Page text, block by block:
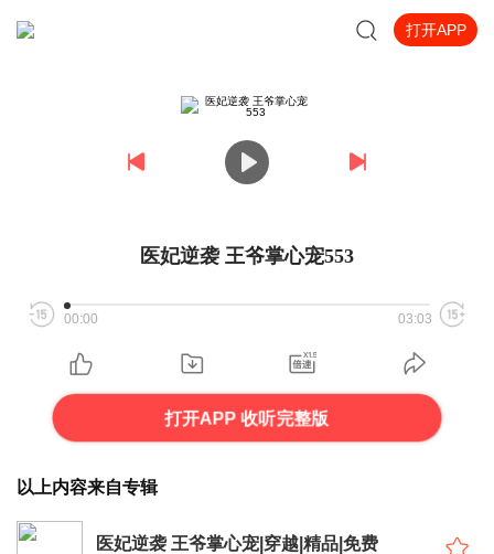
打开APP
医妃逆袭 王爷掌心宠553
00:00 03:03
打开APP 收听完整版
以上内容来自专辑
医妃逆袭 王爷掌心宠|穿越|精品|免费